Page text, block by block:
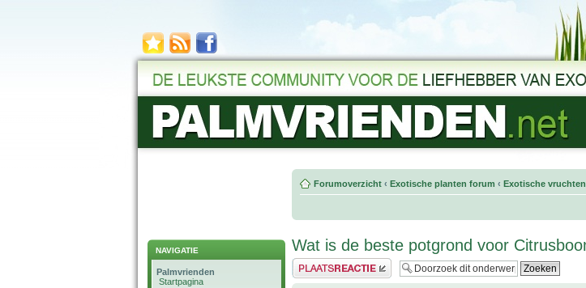
NAVIGATIE
Palmvrienden
Startpagina
Forumoverzicht ‹ Exotische planten forum ‹ Exotische vruchten
Wat is de beste potgrond voor
Plaats een reactie